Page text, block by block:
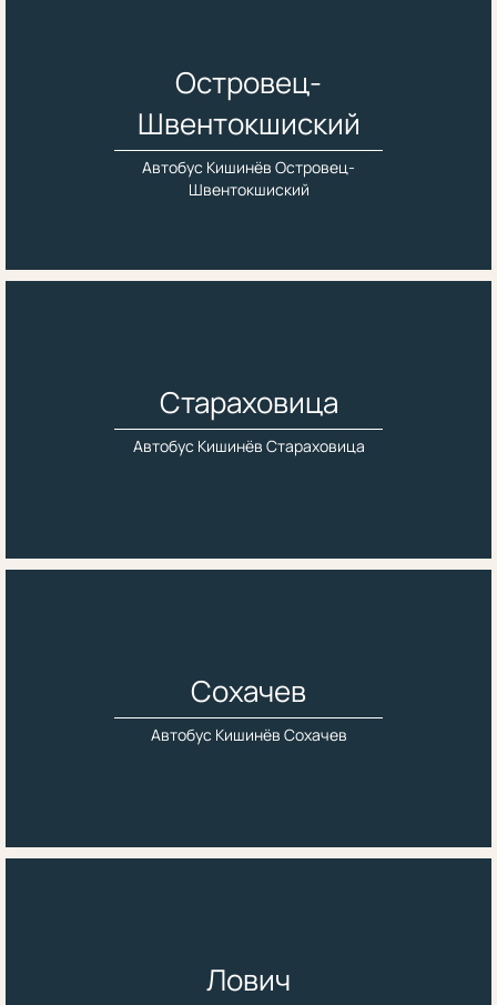
Островец-
Швентокшиский
Автобус Кишинёв Островец-
Швентокшиский
Стараховица
Автобус Кишинёв Стараховица
Сохачев
Автобус Кишинёв Сохачев
Лович